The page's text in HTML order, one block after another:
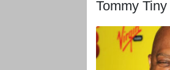
Tommy